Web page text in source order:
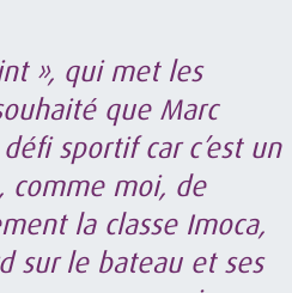
», qui met les
que Marc
sportif car c’est un
comme moi, de
la classe Imoca,
sur le bateau et ses